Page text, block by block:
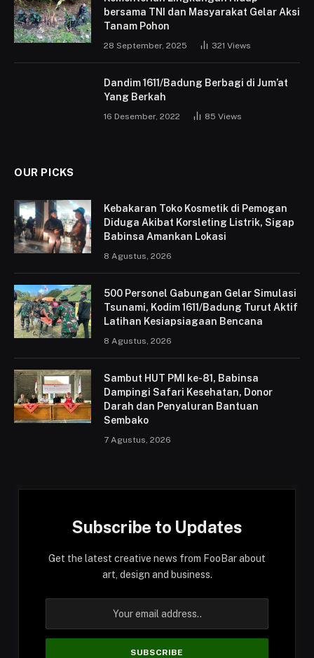
bersama TNI dan Masyarakat Gelar Aksi
Tanam Pohon
28 September, 2025 321 Views
Dandim 1611/Badung Berbagi di Jum’at
Yang Berkah
16 Desember, 2022 85 Views
OUR PICKS
Kebakaran Toko Kosmetik di Pemogan
Diduga Akibat Korsleting Listrik, Sigap
Babinsa Amankan Lokasi
8 Agustus, 2026
500 Personel Gabungan Gelar Simulasi
Tsunami, Kodim 1611/Badung Turut Aktif
Latihan Kesiapsiagaan Bencana
8 Agustus, 2026
Sambut HUT PMI ke-81, Babinsa
Dampingi Safari Kesehatan, Donor
Darah dan Penyaluran Bantuan
Sembako
7 Agustus, 2026
Subscribe to Updates
Get the latest creative news from FooBar about
art, design and business.